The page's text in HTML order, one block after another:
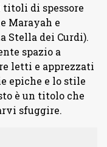
di spessore
Marayah e
Stella dei Curdi).
spazio a
letti e apprezzati
epiche e lo stile
è un titolo che
sfuggire.